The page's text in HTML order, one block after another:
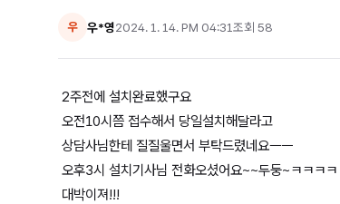
우 우*영2024. 1. 14. PM 04:31조회 58
2주전에 설치완료했구요
오전10시쯤 접수해서 당일설치해달라고
상담사님한테 질질울면서 부탁드렸네요ㅡㅡ
오후3시 설치기사님 전화오셨어요~~두둥~ㅋㅋㅋㅋ
대박이져!!!